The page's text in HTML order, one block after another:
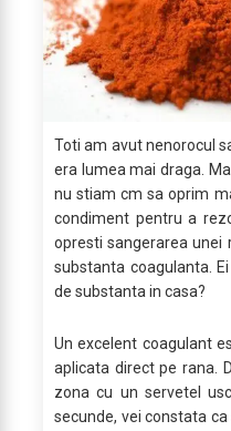
Toti am avut nenorocul
era lumea mai draga.
nu stiam cm sa oprim
condiment pentru a
opresti sangerarea unei
substanta coagulanta.
de substanta in casa?
Un excelent coagulant
aplicata direct pe rana.
zona cu un servetel
secunde, vei constata